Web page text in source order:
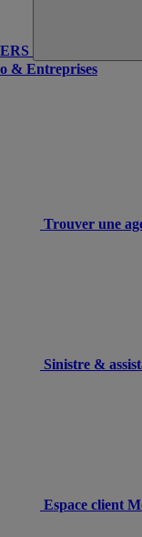
& Entreprises
Trouver une
Sinistre &
Espace client